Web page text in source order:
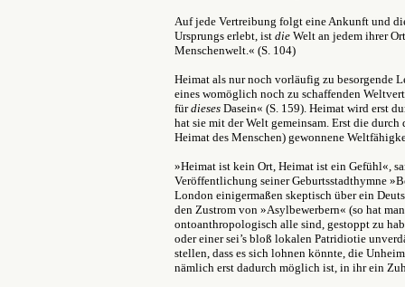
Auf jede Vertreibung folgt eine Ankunft und
Ursprungs erlebt, ist die Welt an jedem ihrer
Menschenwelt.« (S. 104)
Heimat als nur noch vorläufig zu besorgende
eines womöglich noch zu schaffenden
fürdieses Dasein« (S. 159). Heimat wird erst
hat sie mit der Welt gemeinsam. Erst die
Heimat des Menschen) gewonnene
»Heimat ist kein Ort, Heimat ist ein Gefühl«,
Veröffentlichung seiner Geburtsstadthymne
London einigermaßen skeptisch über ein
den Zustrom von »Asylbewerbern« (so hat
ontoanthropologisch alle sind, gestoppt zu
oder einer sei’s bloß lokalen Patridiotie
stellen, dass es sich lohnen könnte, die
nämlich erst dadurch möglich ist, in ihr ein